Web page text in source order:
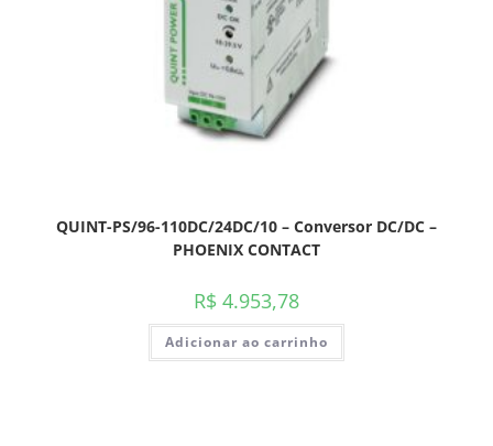
QUINT-PS/96-110DC/24DC/10 – Conversor DC/DC –
PHOENIX CONTACT
R$ 4.953,78
Adicionar ao carrinho